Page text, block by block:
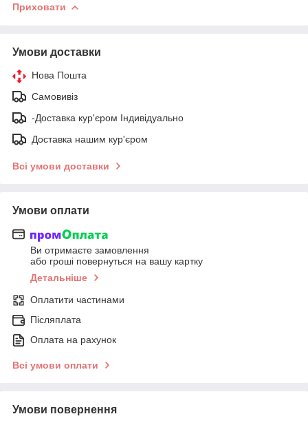
Приховати
Умови доставки
Нова Пошта
Самовивіз
-Доставка кур'єром Індивідуально
Доставка нашим кур'єром
Всі умови доставки
Умови оплати
Ви отримаєте замовлення
або гроші повернуться на вашу картку
Детальніше
Оплатити частинами
Післяплата
Оплата на рахунок
Всі умови оплати
Умови повернення